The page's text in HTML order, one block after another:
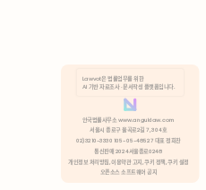
분석 쿠키 허용
Lawvot은 법률업무를 위한
AI 기반 자료조사 · 문서작성 플랫폼입니다.
안국법률사무소 www.anguklaw.com
서울시 종로구 율곡로2길 7, 304호
02)3210-3330 105-05-48527 대표 정희찬
통신판매 2024서울종로0248
개인정보 처리방침, 이용약관 고지, 쿠키 정책, 쿠키 설정
오픈소스 소프트웨어 공지